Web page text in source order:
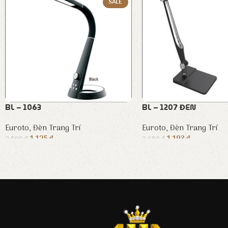
BL – 1063
Euroto,Đèn Trang Trí
2.500 ₫ 1.125₫
BL – 1207 ĐEN
Euroto, Đèn Trang Trí
2.650 ₫ 1.193₫